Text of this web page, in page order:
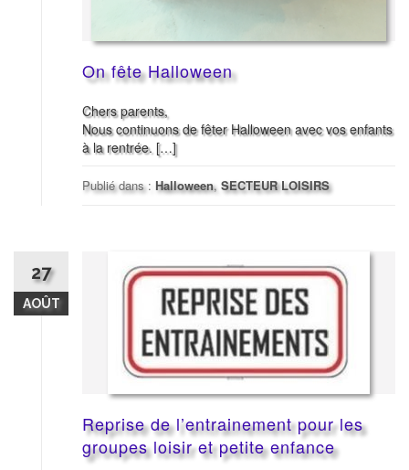
On fête Halloween
Chers parents,
Nous continuons de fêter Halloween avec vos enfants
à la rentrée. […]
Publié dans : Halloween, SECTEUR LOISIRS
27
AOÛT
Reprise de l’entrainement pour les
groupes loisir et petite enfance